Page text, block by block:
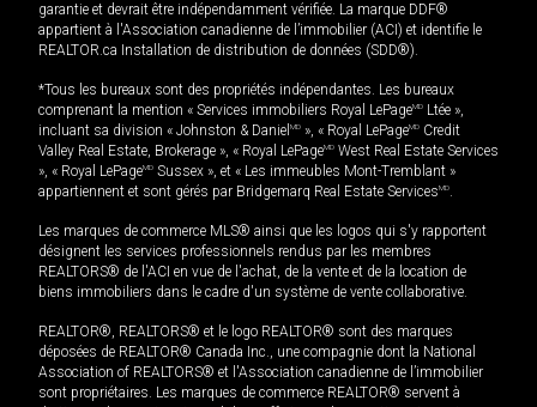
garantie et devrait être indépendamment vérifiée. La marque DDF®
appartient à l'Association canadienne de l’immobilier (ACI) et identifie le
REALTOR.ca Installation de distribution de données (SDD®).
*Tous les bureaux sont des propriétés indépendantes. Les bureaux
comprenant la mention « Services immobiliers Royal LePageMD Ltée »,
incluant sa division « Johnston & Daniel MD », « Royal LePageMD Credit
Valley Real Estate, Brokerage », « Royal LePageMD West Real Estate Services
», « Royal LePageMD Sussex », et « Les immeubles Mont-Tremblant »
appartiennent et sont gérés par Bridgemarq Real Estate ServicesMD.
Les marques de commerce MLS® ainsi que les logos qui s'y rapportent
désignent les services professionnels rendus par les membres
REALTORS® de l'ACI en vue de l'achat, de la vente et de la location de
biens immobiliers dans le cadre d'un système de vente collaborative.
REALTOR®, REALTORS® et le logo REALTOR® sont des marques
déposées de REALTOR® Canada Inc., une compagnie dont la National
Association of REALTORS® et l'Association canadienne de l’immobilier
sont propriétaires. Les marques de commerce REALTOR® servent à